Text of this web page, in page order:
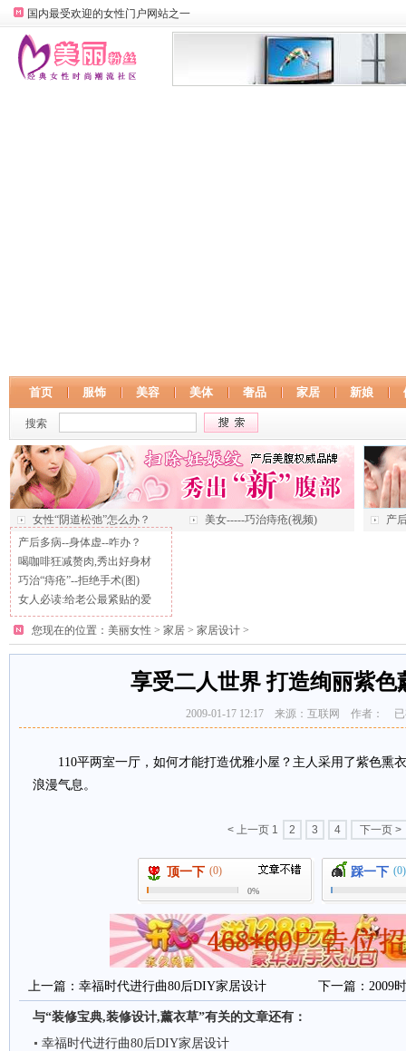
国内最受欢迎的女性门户网站之一
首页 服饰 美容 美体 奢品 家居 新娘
搜索
女性“阴道松弛”怎么办？ 美女-----巧治痔疮(视频)
产
产后多病--身体虚--咋办？
喝咖啡狂减赘肉,秀出好身材
巧治“痔疮”--拒绝手术(图)
女人必读:给老公最紧贴的爱
您现在的位置： 美丽女性 > 家居 > 家居设计 >
享受二人世界 打造绚丽紫色
2009-01-17 12:17 来源：互联网 作者：
110平两室一厅，如何才能打造优雅小屋？主人采用了紫色熏
浪漫气息。
< 上一页 1 2 3 4 下一页 >
顶一下 (0)
0%
踩一下 (0)
上一篇： 幸福时代进行曲80后DIY家居设计 下一篇： 2009
与“装修宝典,装修设计,薰衣草”有关的文章还有：
幸福时代进行曲80后DIY家居设计